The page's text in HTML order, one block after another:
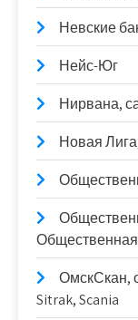
Невские
Нейс-Юг
Нирвана,
Новая
ОмскСкан,
Sitrak, Scania